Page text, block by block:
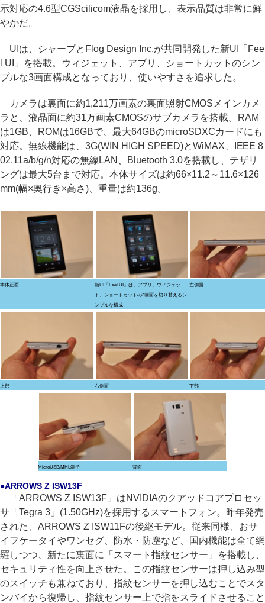
示対応の4.6型CGScilicom液晶を採用し、表示品質は非常に鮮
やかだ。
UIは、シャープとFlog Design Inc.が共同開発した新UI「Fee
l UI」を搭載。ウィジェット、アプリ、ショートカットのシン
プルな3画面構成となっており、使いやすさを追求した。
カメラは裏面に約1,211万画素の裏面照射CMOSメインカメ
ラと、液晶面に約31万画素CMOSのサブカメラを搭載。RAM
は1GB、ROMは16GBで、最大64GBのmicroSDXCカードにも
対応。無線機能は、3G(WIN HIGH SPEED)とWiMAX、IEEE 8
02.11a/b/g/n対応の無線LAN、Bluetooth 3.0を搭載し、テザリ
ングは最大5台まで対応。本体サイズは約66×11.2～11.6×126
mm(幅×奥行き×高さ)、重量は約136g。
本体正面
新UI「Feel UI」は、アプリ、ウィジェッ
ト、ショートカットの3画面を切り替えるシ
ンプルな構成
左側面
上部 右側面 下部
MicroUSB/MHL端子 背面
●ARROWS Z ISW13F
「ARROWS Z ISW13F」はNVIDIAのクアッドコアプロセッ
サ「Tegra 3」(1.50GHz)を採用するスマートフォン。昨年発売
された、ARROWS Z ISW11Fの後継モデル。従来同様、おサ
イフケータイやワンセグ、防水・防塵など、国内機能は全て網
羅しつつ、新たに裏面に「スマート指紋センサー」を搭載し、
セキュリティ性を向上させた。この指紋センサーは押し込み型
のスイッチも兼ねており、指紋センサーを押し込むことでスタ
ンバイから復帰し、指紋センサー上で指をスライドさせること